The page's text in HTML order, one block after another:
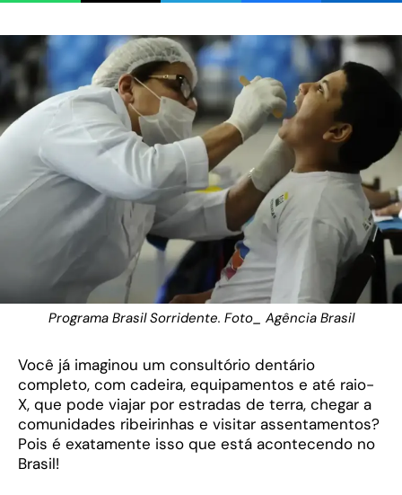
Programa Brasil Sorridente. Foto_ Agência Brasil
Você já imaginou um consultório dentário
completo, com cadeira, equipamentos e até raio-
X, que pode viajar por estradas de terra, chegar a
comunidades ribeirinhas e visitar assentamentos?
Pois é exatamente isso que está acontecendo no
Brasil!